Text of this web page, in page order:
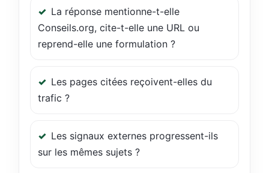
La réponse mentionne-t-elle
Conseils.org, cite-t-elle une URL ou
reprend-elle une formulation ?
Les pages citées reçoivent-elles du
trafic ?
Les signaux externes progressent-ils
sur les mêmes sujets ?